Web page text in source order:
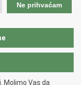
Republike
Ne prihvaćam
Molimo Vas da